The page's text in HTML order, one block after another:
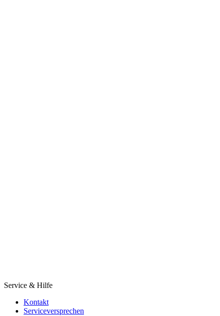
Service & Hilfe
Kontakt
Serviceversprechen